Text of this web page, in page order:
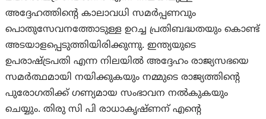
അദ്ദേഹത്തിന്റെ കാലാവധി സമർപ്പണവും
പൊതുസേവനത്തോടുള്ള ഉറച്ച പ്രതിബദ്ധതയും കൊണ്ട്
അടയാളപ്പെടുത്തിയിരിക്കുന്നു. ഇന്ത്യയുടെ
ഉപരാഷ്ട്രപതി എന്ന നിലയിൽ അദ്ദേഹം രാജ്യസഭയെ
സമർത്ഥമായി നയിക്കുകയും നമ്മുടെ രാജ്യത്തിന്റെ
പുരോഗതിക്ക് ഗണ്യമായ സംഭാവന നൽകുകയും
ചെയ്യും. തിരു സി പി രാധാകൃഷ്ണന് എന്റെ